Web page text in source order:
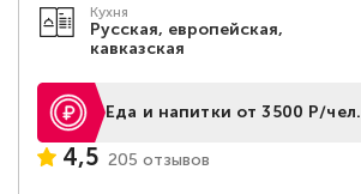
Кухня
Русская, европейская,
кавказская
Еда и напитки от 3500 Р/чел.
4,5 205 отзывов